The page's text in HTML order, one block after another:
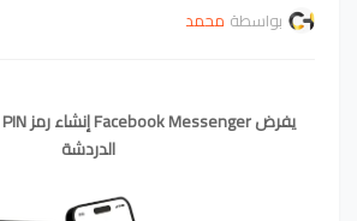
بواسطة محمد
الدردشة